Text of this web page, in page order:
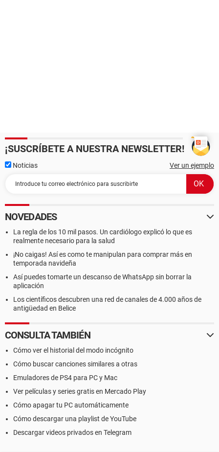
¡SUSCRÍBETE A NUESTRA NEWSLETTER!
Noticias Ver un ejemplo
NOVEDADES
La regla de los 10 mil pasos. Un cardiólogo explicó lo que es
realmente necesario para la salud
¡No caigas! Así es como te manipulan para comprar más en
temporada navideña
Así puedes tomarte un descanso de WhatsApp sin borrar la
aplicación
Los científicos descubren una red de canales de 4.000 años de
antigüedad en Belice
CONSULTA TAMBIÉN
Cómo ver el historial del modo incógnito
Cómo buscar canciones similares a otras
Emuladores de PS4 para PC y Mac
Ver películas y series gratis en Mercado Play
Cómo apagar tu PC automáticamente
Cómo descargar una playlist de YouTube
Descargar videos privados en Telegram